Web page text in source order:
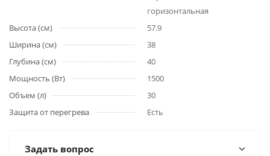
горизонтальная
Высота (см)
57.9
Ширина (см)
38
Глубина (см)
40
Мощность (Вт)
1500
Объем (л)
30
Защита от перегрева
Есть
Задать вопрос